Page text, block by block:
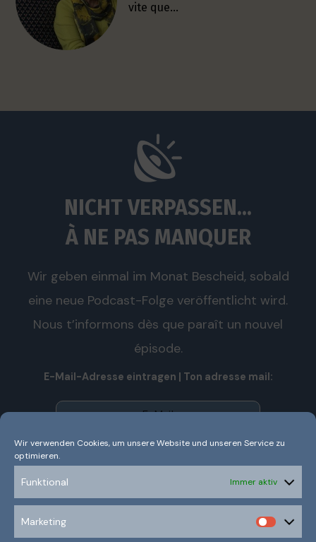
Wir verwenden Cookies, um unsere Website und unseren Service zu
optimieren.
Funktional Immer aktiv
Marketing
vite que…
NICHT VERPASSEN...
À NE PAS MANQUER
Wir geben einmal im Monat Bescheid, sobald
eine neue Podcast-Folge veröffentlicht wird.
Nous t’informons dès que paraît un nouvel
épisode.
E-Mail-Adresse eintragen | Ton adresse mail:
Wir senden keinen Spam! Nous n’envoyons pas de spam!
Erfahre mehr in unserer
Datenschutzerklärung.
Ich habe die Datenschutzerklärung gelesen und